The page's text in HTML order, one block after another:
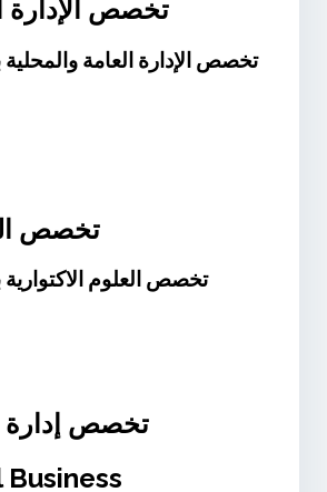
تخصص الإدارة
تخصص الإدارة العامة والمحلية
تخصص
تخصص العلوم الاكتوارية
تخصص إدارة